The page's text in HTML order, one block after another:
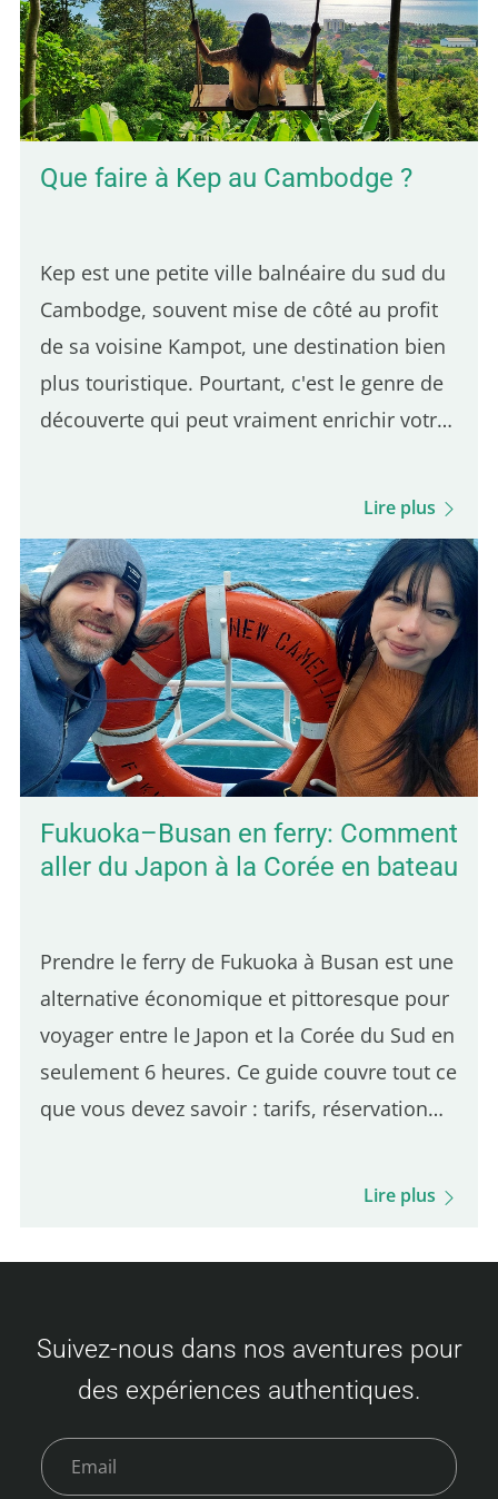
authenticité québécoise. Voici 5 adresses
pour déguster une vraie poutine à Paris : 5e
position – Hot Corner : Une poutine halal à
bas prix Le Hot Corner est un petit…
Que faire à Kep au Cambodge ?
Kep est une petite ville balnéaire du sud du
Cambodge, souvent mise de côté au profit
de sa voisine Kampot, une destination bien
plus touristique. Pourtant, c'est le genre de
découverte qui peut vraiment enrichir votre
seulement 30 minutes de Kampot, elle se
C'est la première ville où je me suis arrêté
en arrivant au Cambodge, et elle m'a
agréablement surpris. L'ambiance est
calme, la vie locale encore bien présente, et
les paysages verdoyants. On y trouve aussi
des bungalows à petit prix sur de grands
terrains…
Lire plus
Fukuoka–Busan en ferry: Comment
aller du Japon à la Corée en bateau
Prendre le ferry de Fukuoka à Busan est une
alternative économique et pittoresque pour
voyager entre le Japon et la Corée du Sud en
seulement 6 heures. Ce guide couvre tout ce
que vous devez savoir : tarifs, réservation
déroulement du voyage, options de
Soyez prêt pour cette expérience unique et
varient selon la disponibilité et la classe
choisie. Voici un aperçu des tarifs : Classe
économique Adulte : 3 500 à 9 000 JPY
Enfant…
Lire plus
Suivez-nous dans nos aventures pour
des expériences authentiques.